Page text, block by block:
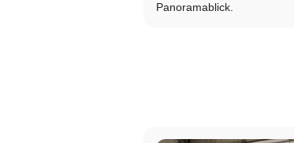
Panoramablick.